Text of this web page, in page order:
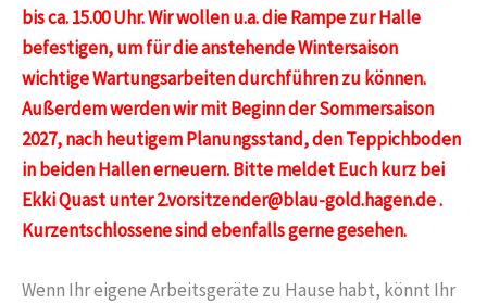
bis ca. 15.00 Uhr. Wir wollen u.a. die Rampe zur Halle
befestigen, um für die anstehende Wintersaison
wichtige Wartungsarbeiten durchführen zu können.
Außerdem werden wir mit Beginn der Sommersaison
2027, nach heutigem Planungsstand, den Teppichboden
in beiden Hallen erneuern. Bitte meldet Euch kurz bei
Ekki Quast unter 2.vorsitzender@blau-gold.hagen.de .
Kurzentschlossene sind ebenfalls gerne gesehen.
Wenn Ihr eigene Arbeitsgeräte zu Hause habt, könnt Ihr